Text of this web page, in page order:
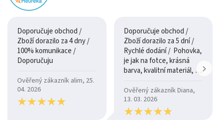
Doporučuje obchod /
Zboží dorazilo za 4 dny /
100% komunikace /
Doporučuju
Ověřený zákazník alim, 25.
04. 2026
★★★★★
★★★★★
Doporučuje obchod /
Zboží dorazilo za 5 dní /
Rychlé dodání / Pohovka,
je jak na fotce, krásná
barva, kvalitní materiál, a
Ověřený zákazník Diana,
13. 03. 2026
★★★★★
★★★★★